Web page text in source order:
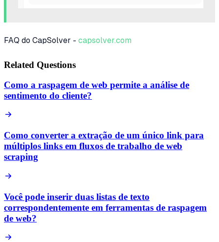
FAQ do CapSolver - capsolver.com
Related Questions
Como a raspagem de web permite a análise de
sentimento do cliente?
Como converter a extração de um único link para
múltiplos links em fluxos de trabalho de web
scraping
Você pode inserir duas listas de texto
correspondentemente em ferramentas de raspagem
de web?